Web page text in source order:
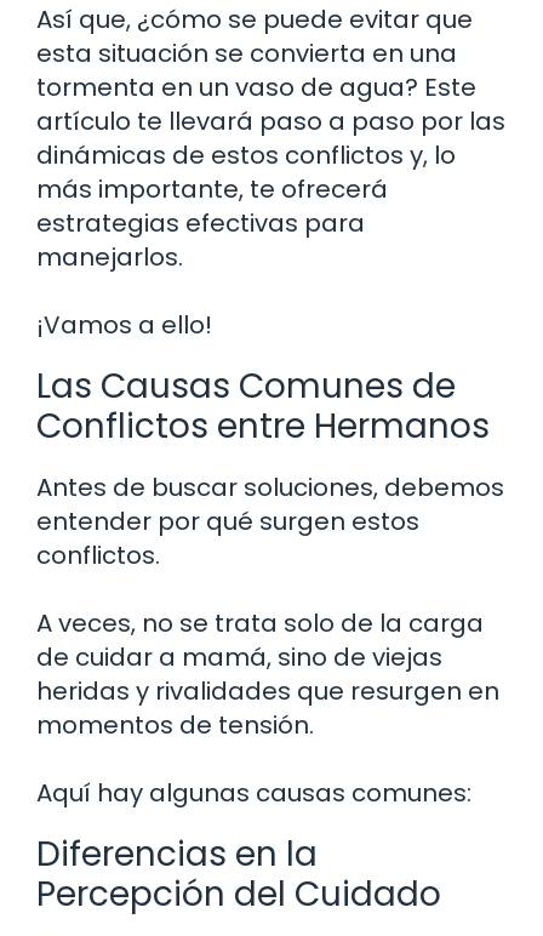
Así que, ¿cómo se puede evitar que
esta situación se convierta en una
tormenta en un vaso de agua? Este
artículo te llevará paso a paso por las
dinámicas de estos conflictos y, lo
más importante, te ofrecerá
estrategias efectivas para
manejarlos.
¡Vamos a ello!
Las Causas Comunes de
Conflictos entre Hermanos
Antes de buscar soluciones, debemos
entender por qué surgen estos
conflictos.
A veces, no se trata solo de la carga
de cuidar a mamá, sino de viejas
heridas y rivalidades que resurgen en
momentos de tensión.
Aquí hay algunas causas comunes:
Diferencias en la
Percepción del Cuidado